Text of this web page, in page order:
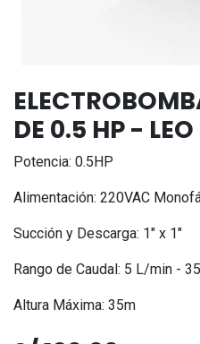
DE 0.5 HP - LEO
Potencia: 0.5HP
Alimentación: 220VAC
Succión y Descarga: 1" x 1"
Rango de Caudal: 5 L/min -
Altura Máxima: 35m